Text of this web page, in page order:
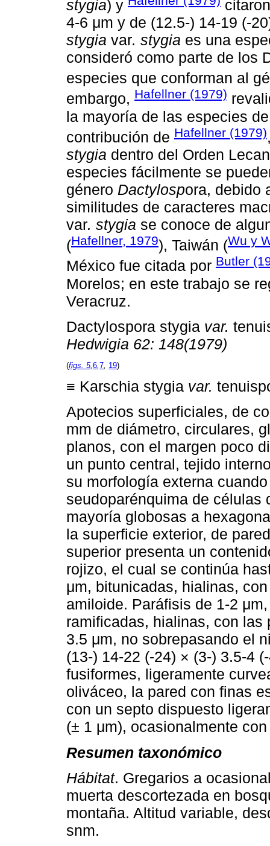
stygia) y
4-6 μm y de (12.5-) 14-19 (-
stygia var. stygia es una
consideró como parte de los
especies que conforman al
embargo, Hafellner (1979)
la mayoría de las especies
contribución de Hafellner (1979)
stygia dentro del Orden
especies fácilmente se
género Dactylospora, debido
similitudes de caracteres
var. stygia se conoce de
(Hafellner, 1979), Taiwán (Wu y
México fue citada por Butler
Morelos; en este trabajo se
Veracruz.
Dactylospora stygia var.
Hedwigia 62: 148(1979)
(figs. 5, 6 7 19)
≡ Karschia stygia var.
Apotecios superficiales, de
mm de diámetro, circulares,
planos, con el margen poco
un punto central, tejido
su morfología externa
seudoparénquima de células
mayoría globosas a
la superficie exterior, de
superior presenta un
rojizo, el cual se continúa
μm, bitunicadas, hialinas,
amiloide. Paráfisis de 1-2
ramificadas, hialinas, con
3.5 μm, no sobrepasando el
(13-) 14-22 (-24) × (3-) 3.5-4
fusiformes, ligeramente
oliváceo, la pared con finas
con un septo dispuesto
(± 1 μm), ocasionalmente
Resumen taxonómico
Hábitat. Gregarios a
muerta descortezada en
montaña. Altitud variable,
snm.